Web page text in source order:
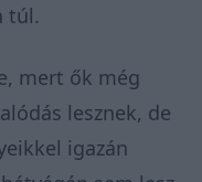
túl.
mert ők még
lesznek, de
igazán